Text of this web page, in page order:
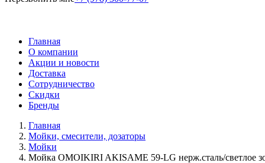
Главная
О компании
Акции и новости
Доставка
Сотрудничество
Скидки
Бренды
Главная
Мойки, смесители, дозаторы
Мойки
Мойка OMOIKIRI AKISAME 59-LG нерж.сталь/светлое